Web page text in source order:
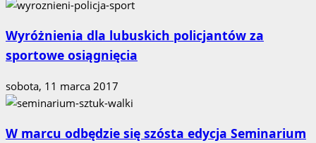
Wyróżnienia dla lubuskich policjantów za
sportowe osiągnięcia
sobota, 11 marca 2017
W marcu odbędzie się szósta edycja Seminarium